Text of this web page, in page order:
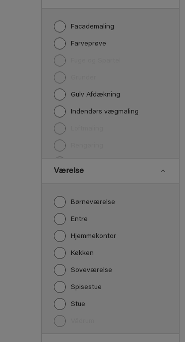
Facademaling
Farveprøve
Gulv Afdækning
Indendørs vægmaling
Værelse
Børneværelse
Entre
Hjemmekontor
Køkken
Soveværelse
Spisestue
Stue